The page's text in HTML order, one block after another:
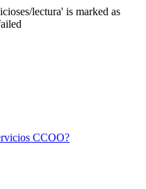
lectura' is marked as
CCOO?